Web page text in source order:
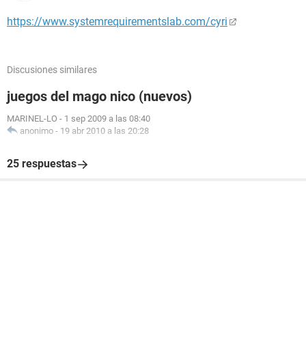
https://www.systemrequirementslab.com/cyri
Discusiones similares
juegos del mago nico (nuevos)
MARINEL-LO - 1 sep 2009 a las 08:40
anonimo - 19 abr 2010 a las 20:28
25 respuestas